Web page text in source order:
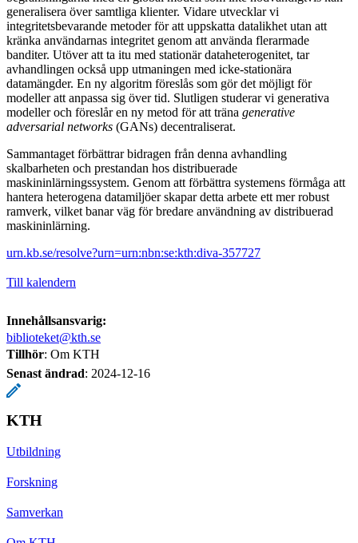
generalisera över samtliga klienter. Vidare utvecklar vi
integritetsbevarande metoder för att uppskatta datalikhet utan att
kränka användarnas integritet genom att använda flerarmade
banditer. Utöver att ta itu med stationär dataheterogenitet, tar
avhandlingen också upp utmaningen med icke-stationära
datamängder. En ny algoritm föreslås som gör det möjligt för
modeller att anpassa sig över tid. Slutligen studerar vi generativa
modeller och föreslår en ny metod för att träna generative
adversarial networks (GANs) decentraliserat.
Sammantaget förbättrar bidragen från denna avhandling
skalbarheten och prestandan hos distribuerade
maskininlärningssystem. Genom att förbättra systemens förmåga att
hantera heterogena datamiljöer skapar detta arbete ett mer robust
ramverk, vilket banar väg för bredare användning av distribuerad
maskininlärning.
urn.kb.se/resolve?urn=urn:nbn:se:kth:diva-357727
Till kalendern
Innehållsansvarig:
biblioteket@kth.se
Tillhör: Om KTH
Senast ändrad: 2024-12-16
KTH
Utbildning
Forskning
Samverkan